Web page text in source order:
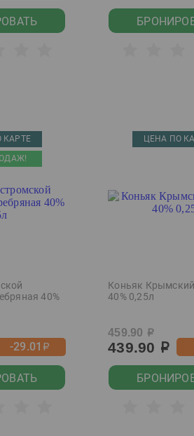
КАРТЕ
40%
-29.01 р
ЦЕНА ПО
Коньяк Крымский
40% 0,25л
459.90 р
439.90 р